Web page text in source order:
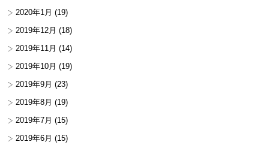
2020年1月 (19)
2019年12月 (18)
2019年11月 (14)
2019年10月 (19)
2019年9月 (23)
2019年8月 (19)
2019年7月 (15)
2019年6月 (15)